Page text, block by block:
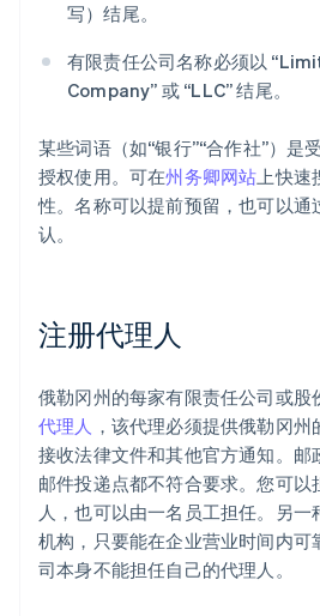
写）结尾。
有限责任公司名称必须以
Company” 或 “LLC” 结尾。
某些词语（如“银行”“合作社”）是
授权使用。可在州务卿网站上快速
性。名称可以提前预留，也可以通
认。
注册代理人
俄勒冈州的每家有限责任公司或股
代理人 ，该代理必须提供俄勒冈
接收法律文件和其他官方通知。邮
邮件投递点都不符合要求。您可以
人，也可以由一名员工担任。另一
机构，只要能在企业营业时间内可
司本身不能担任自己的代理人。